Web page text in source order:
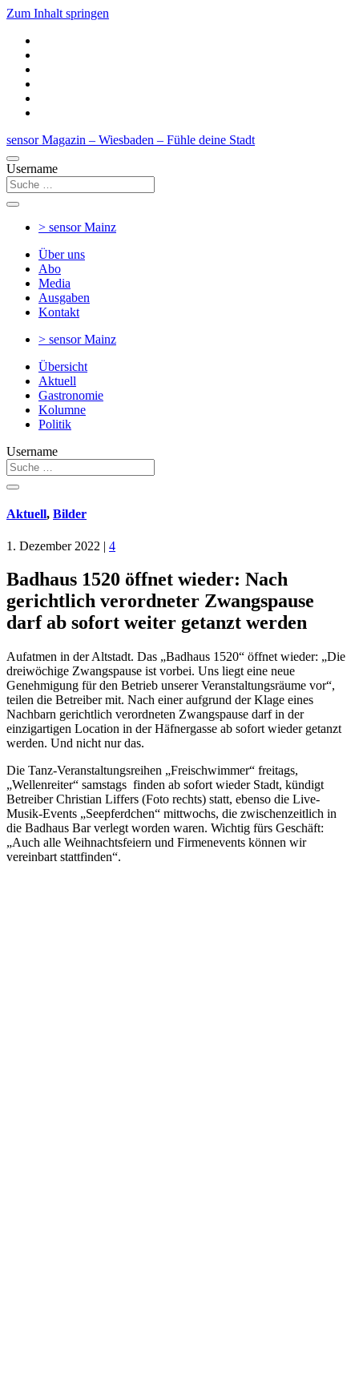
Zum Inhalt springen
sensor Magazin – Wiesbaden – Fühle deine Stadt
Username
> sensorMainz
Über uns
Abo
Media
Ausgaben
Kontakt
> sensorMainz
Übersicht
Aktuell
Gastronomie
Kolumne
Politik
Username
Aktuell, Bilder
1. Dezember 2022 | 4
Badhaus 1520 öffnet wieder: Nach
gerichtlich verordneter Zwangspause
darf ab sofort weiter getanzt werden
Aufatmen in der Altstadt. Das „Badhaus 1520“ öffnet wieder: „Die
dreiwöchige Zwangspause ist vorbei. Uns liegt eine neue
Genehmigung für den Betrieb unserer Veranstaltungsräume vor“,
teilen die Betreiber mit. Nach einer aufgrund der Klage eines
Nachbarn gerichtlich verordneten Zwangspause darf in der
einzigartigen Location in der Häfnergasse ab sofort wieder getanzt
werden. Und nicht nur das.
Die Tanz-Veranstaltungsreihen „Freischwimmer“ freitags,
„Wellenreiter“ samstags finden ab sofort wieder Stadt, kündigt
Betreiber Christian Liffers (Foto rechts) statt, ebenso die Live-
Musik-Events „Seepferdchen“ mittwochs, die zwischenzeitlich in
die Badhaus Bar verlegt worden waren. Wichtig fürs Geschäft:
„Auch alle Weihnachtsfeiern und Firmenevents können wir
vereinbart stattfinden“.